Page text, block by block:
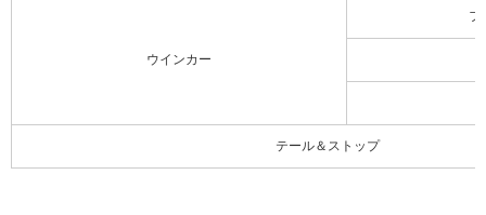
ウインカー
フ
テール＆ストップ